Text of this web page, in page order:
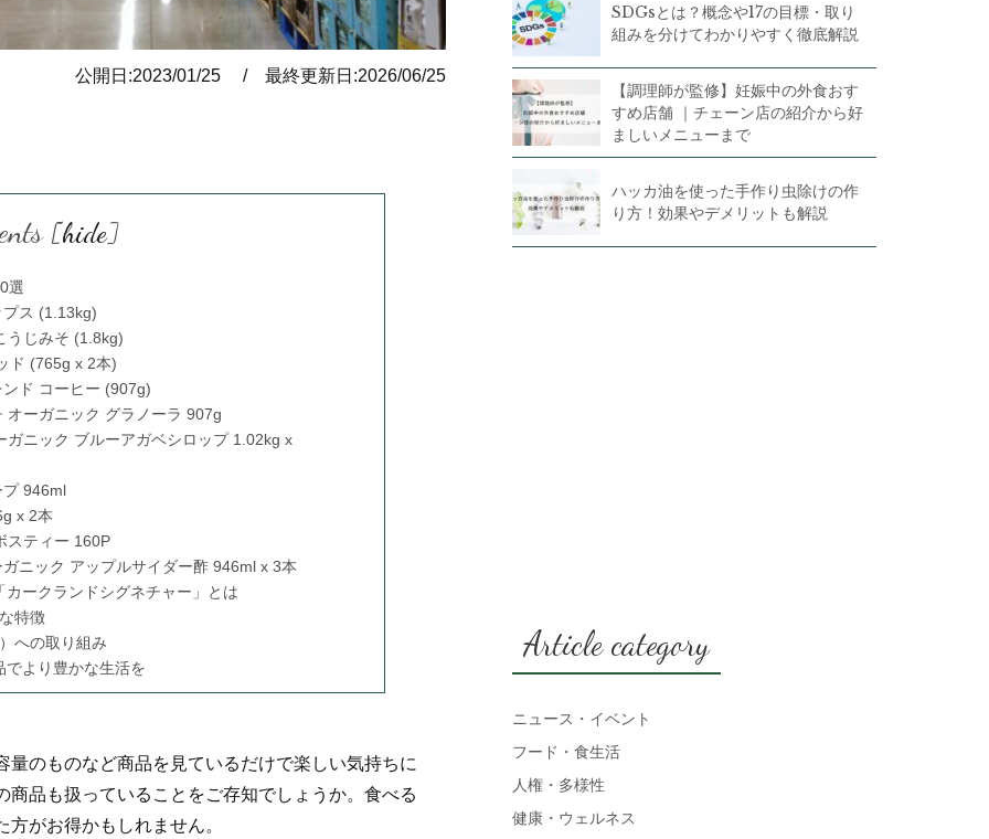
公開日:2023/01/25 / 最終更新日:2026/06/25
[hide]
選
ス (1.13kg)
うじみそ (1.8kg)
ド (765g x 2本)
ド コーヒー (907g)
オーガニック グラノーラ 907g
ガニック ブルーアガベシロップ 1.02kg x
プ 946ml
x 2本
スティー 160P
ニック アップルサイダー酢 946ml x 3本
ークランドシグネチャー」とは
特徴
への取り組み
でより豊かな生活を
のものなど商品を見ているだけで楽しい気持ちに
品も扱っていることをご存知でしょうか。食べる
がお得かもしれません。
SDGsとは？概念や17の目標・取り
組みを分けてわかりやすく徹底解説
【調理師が監修】妊娠中の外食おす
すめ店舗 ｜チェーン店の紹介から好
ましいメニューまで
ハッカ油を使った手作り虫除けの作
り方！効果やデメリットも解説
Article category
ニュース・イベント
フード・食生活
人権・多様性
健康・ウェルネス